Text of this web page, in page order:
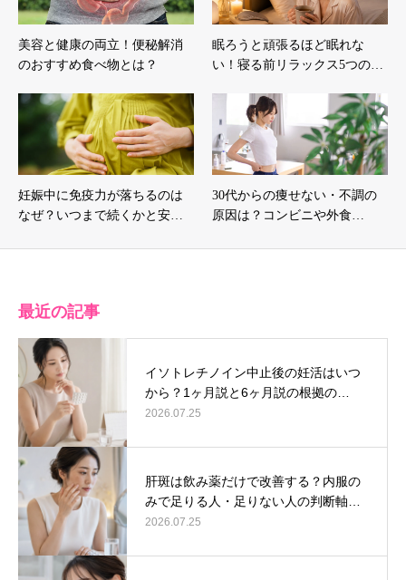
美容と健康の両立！便秘解消
のおすすめ食べ物とは？
眠ろうと頑張るほど眠れな
い！寝る前リラックス5つの…
妊娠中に免疫力が落ちるのは
なぜ？いつまで続くかと安…
30代からの痩せない・不調の
原因は？コンビニや外食…
最近の記事
イソトレチノイン中止後の妊活はいつ
から？1ヶ月説と6ヶ月説の根拠の…
2026.07.25
肝斑は飲み薬だけで改善する？内服の
みで足りる人・足りない人の判断軸…
2026.07.25
キャンペーン情報